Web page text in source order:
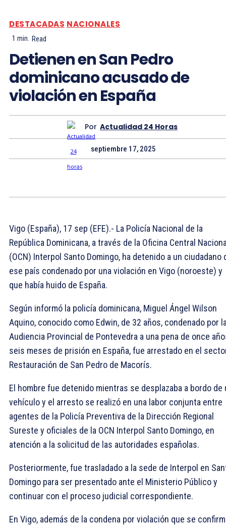
DESTACADAS NACIONALES
1 min. Read
Detienen en San Pedro
dominicano acusado de
violación en España
Por Actualidad 24 Horas
septiembre 17, 2025
Vigo (España), 17 sep (EFE).- La Policía Nacional de la
República Dominicana, a través de la Oficina Central
(OCN) Interpol Santo Domingo, ha detenido a un ciudadano
ese país condenado por una violación en Vigo (noroeste) y
que había huido de España.
Según informó la policía dominicana, Miguel Ángel Wilson
Aquino, conocido como Edwin, de 32 años, condenado por
Audiencia Provincial de Pontevedra a una pena de once
seis meses de prisión en España, fue arrestado en el
Restauración de San Pedro de Macorís.
El hombre fue detenido mientras se desplazaba a bordo de
vehículo y el arresto se realizó en una labor conjunta entre
agentes de la Policía Preventiva de la Dirección Regional
Sureste y oficiales de la OCN Interpol Santo Domingo, en
atención a la solicitud de las autoridades españolas.
Posteriormente, fue trasladado a la sede de Interpol en
Domingo para ser presentado ante el Ministerio Público y
continuar con el proceso judicial correspondiente.
En Vigo, además de la condena por violación que se